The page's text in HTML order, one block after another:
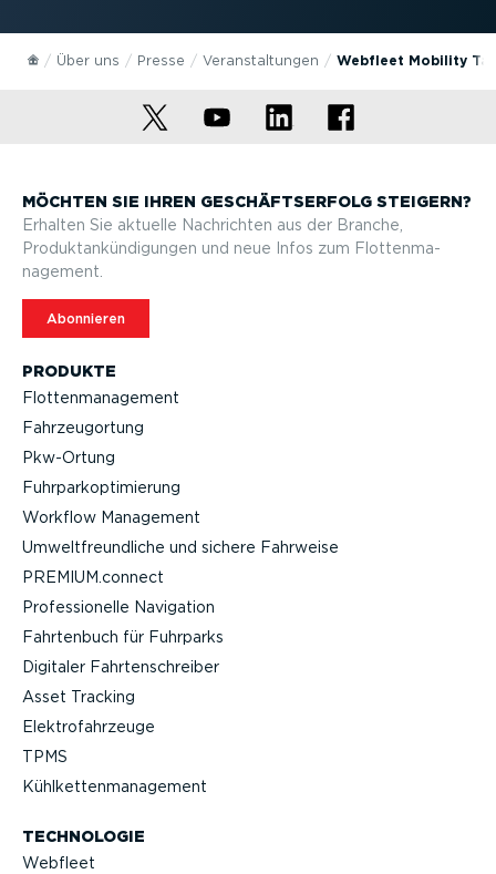
Über uns Presse Veran­stal­tungen Webfleet Mobility
PRODUKTE
Flotten­ma­nagement
Fahrzeu­g­ortung
Pkw-Ortung
Fuhrpar­k­op­ti­mierung
Workflow Management
Umwelt­freund­liche und sichere Fahrweise
PREMIUM.connect
Profes­sio­nelle Navigation
Fahrtenbuch für Fuhrparks
Digitaler Fahrten­schreiber
Asset Tracking
Elektro­fahr­zeuge
TPMS
Kühlket­ten­ma­nagement
TECHNOLOGIE
Webfleet
MÖCHTEN SIE IHREN GESCHÄFTS­ERFOLG STEIGERN?
Erhalten Sie aktuelle Nachrichten aus der Branche,
Produktan­kün­di­gungen und neue Infos zum Flotten­ma­
nagement.
Abonnieren